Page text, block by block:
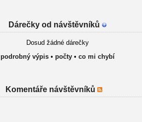
Dárečky od návštěvníků
Dosud žádné dárečky
podrobný výpis • počty • co mi chybí
Komentáře návštěvníků